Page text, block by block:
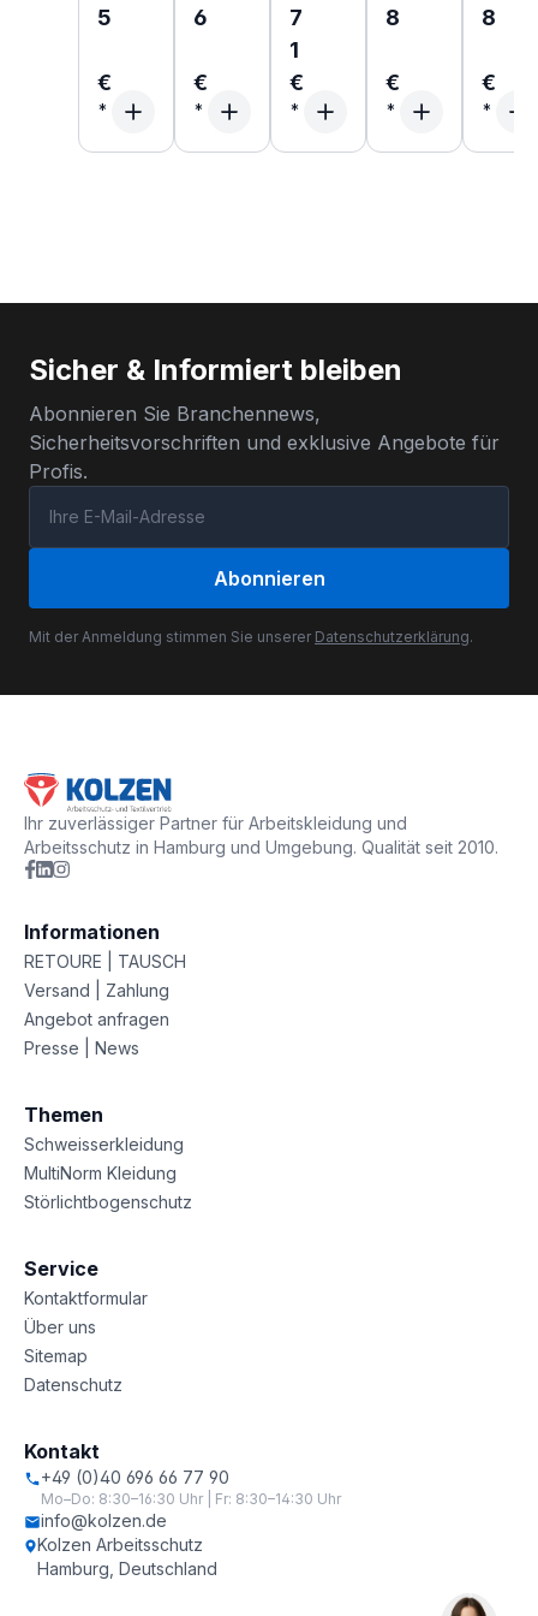
5
€
6
€
7
1
€
8
€
8
€
Sicher & Informiert bleiben
Abonnieren Sie Branchennews,
Sicherheitsvorschriften und exklusive Angebote für
Profis.
Abonnieren
Mit der Anmeldung stimmen Sie unserer Datenschutzerklärung.
Ihr zuverlässiger Partner für Arbeitskleidung und
Arbeitsschutz in Hamburg und Umgebung. Qualität seit 2010.
Informationen
RETOURE | TAUSCH
Versand | Zahlung
Angebot anfragen
Presse | News
Themen
Schweisserkleidung
MultiNorm Kleidung
Störlichtbogenschutz
Service
Kontaktformular
Über uns
Sitemap
Datenschutz
Kontakt
+49 (0)40 696 66 77 90
Mo–Do: 8:30–16:30 Uhr | Fr: 8:30–14:30 Uhr
info@kolzen.de
Kolzen Arbeitsschutz
Hamburg, Deutschland